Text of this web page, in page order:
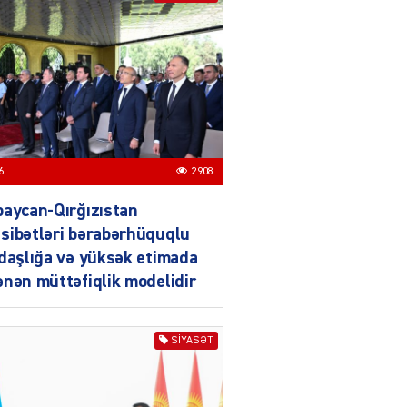
Ekranlardan uzaq qalan
məşhur aktrisanın yeni
qazanc mənbəyi ortaya
çıxdı
04.08.2026 2179
Hüseyn Həsənov haqqında
həbs qərarı verildi –
Milyonluq əmlakı müsadirə
olundu
İlham Əliyev bu rayona yeni
icra başçısı təyin etdi
4411
2908
Qırğızıstan
bərabərhüquqlu
və yüksək etimada
müttəfiqlik modelidir
SIYASƏT